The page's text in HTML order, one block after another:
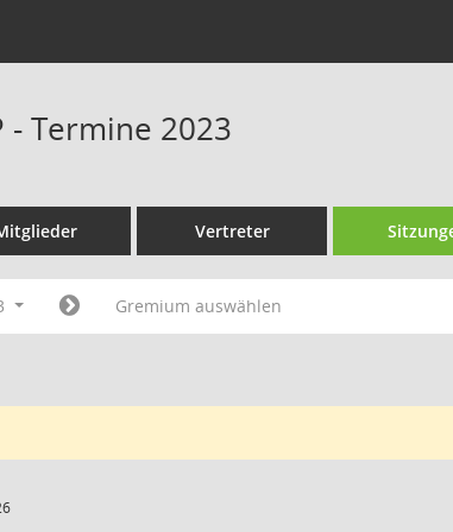
- Termine 2023
Vertreter
Gremium auswählen